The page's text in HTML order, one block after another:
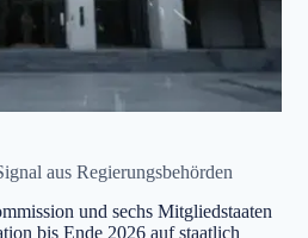
aus Regierungsbehörden
und sechs Mitgliedstaaten
bis Ende 2026 auf staatlich